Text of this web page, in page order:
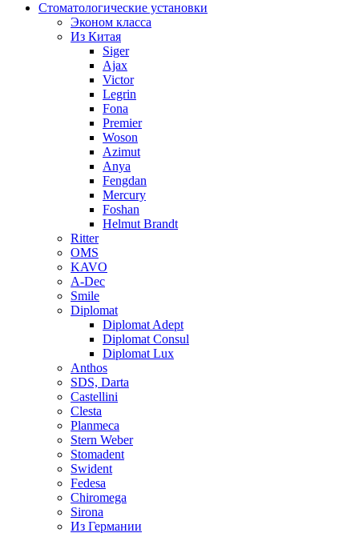
Стоматологические установки
Эконом класса
Из Китая
Siger
Ajax
Victor
Legrin
Fona
Premier
Woson
Azimut
Anya
Fengdan
Mercury
Foshan
Helmut Brandt
Ritter
OMS
KAVO
A-Dec
Smile
Diplomat
Diplomat Adept
Diplomat Consul
Diplomat Lux
Anthos
SDS, Darta
Castellini
Clesta
Planmeca
Stern Weber
Stomadent
Swident
Fedesa
Chiromega
Sirona
Из Германии